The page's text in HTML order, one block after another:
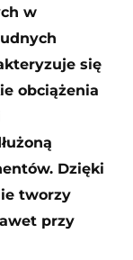
w
się
obciążenia
Dzięki
tworzy
przy